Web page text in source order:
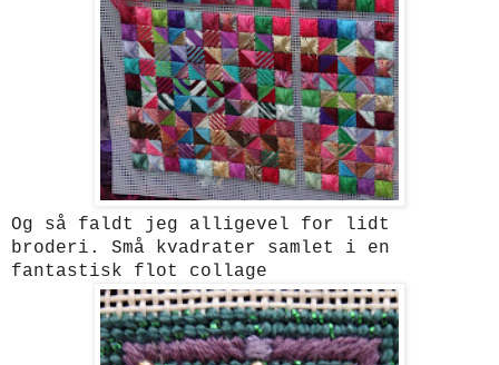
Og så faldt jeg alligevel for lidt
broderi. Små kvadrater samlet i en
fantastisk flot collage